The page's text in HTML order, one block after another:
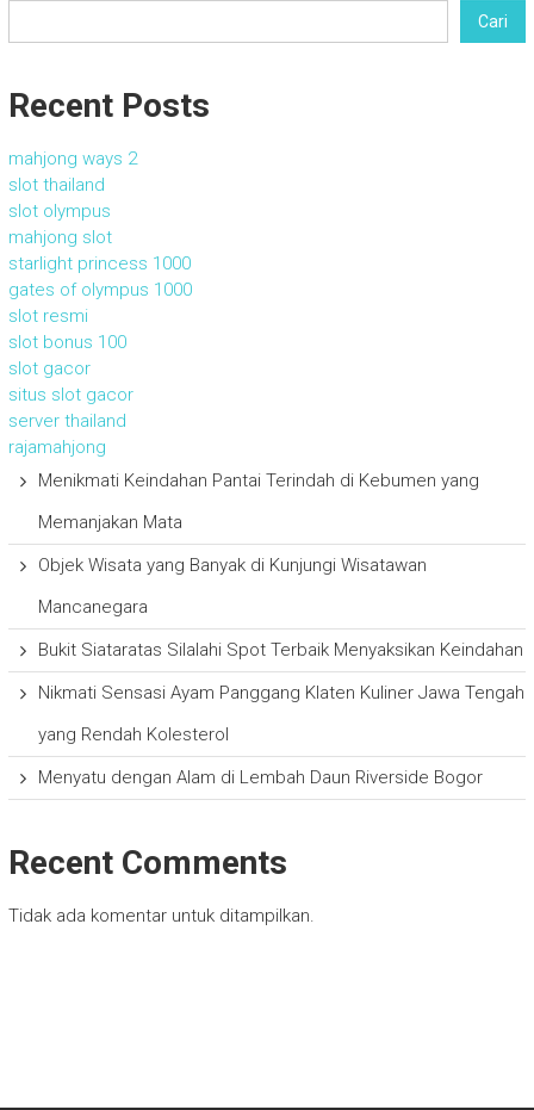
Cari
Recent Posts
mahjong ways 2
slot thailand
slot olympus
mahjong slot
starlight princess 1000
gates of olympus 1000
slot resmi
slot bonus 100
slot gacor
situs slot gacor
server thailand
rajamahjong
Menikmati Keindahan Pantai Terindah di Kebumen yang
Memanjakan Mata
Objek Wisata yang Banyak di Kunjungi Wisatawan
Mancanegara
Bukit Siataratas Silalahi Spot Terbaik Menyaksikan Keindahan
Nikmati Sensasi Ayam Panggang Klaten Kuliner Jawa Tengah
yang Rendah Kolesterol
Menyatu dengan Alam di Lembah Daun Riverside Bogor
Recent Comments
Tidak ada komentar untuk ditampilkan.